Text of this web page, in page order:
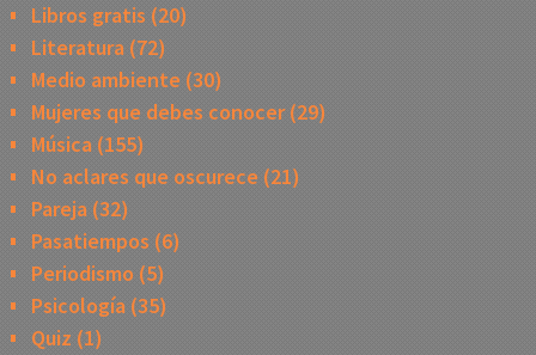
Libros gratis (20)
Literatura(72)
Medio ambiente (30)
Mujeres que debes conocer(29)
Música(155)
No aclares que oscurece (21)
Pareja(32)
Pasatiempos (6)
Periodismo (5)
Psicología(35)
Quiz (1)